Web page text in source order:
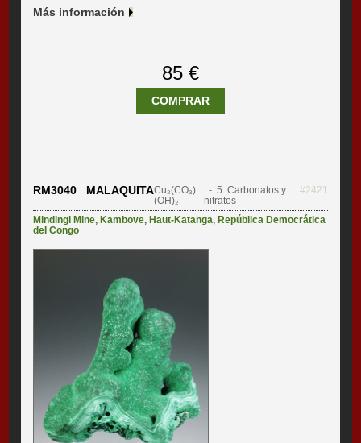
Más información
85 €
COMPRAR
RM3040 MALAQUITACu₂(CO₃)
(OH)₂
- 5. Carbonatos y
nitratos
#2421
Mindingi Mine,Kambove,Haut-Katanga,República Democrática
del Congo